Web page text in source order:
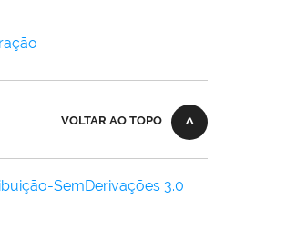
VOLTAR AO TOPO
SemDerivações 3.0